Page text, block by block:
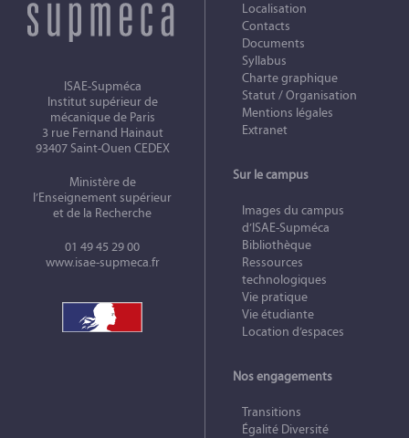
ISAE-Supméca
Institut supérieur de
mécanique de Paris
3 rue Fernand Hainaut
93407 Saint-Ouen CEDEX
Ministère de
l’Enseignement supérieur
et de la Recherche
01 49 45 29 00
www.isae-supmeca.fr
Localisation
Contacts
Documents
Syllabus
Charte graphique
Statut / Organisation
Mentions légales
Extranet
Sur le campus
Images du campus
d’ISAE-Supméca
Bibliothèque
Ressources
technologiques
Vie pratique
Vie étudiante
Location d’espaces
Nos engagements
Transitions
Égalité Diversité